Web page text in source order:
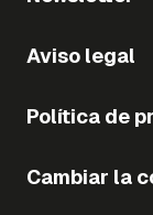
Aviso legal
Política de
Cambiar la